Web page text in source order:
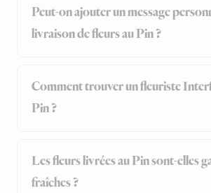
Peut-on ajouter un message
livraison de fleurs au Pin ?
Comment trouver un fleuriste
Pin ?
Les fleurs livrées au Pin sont-elles
fraîches ?